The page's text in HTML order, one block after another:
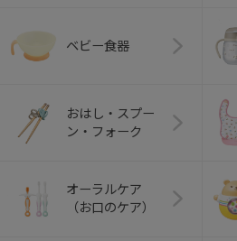
ベビー食器
おはし・スプー
ン・フォーク
オーラルケア
（お口のケア）